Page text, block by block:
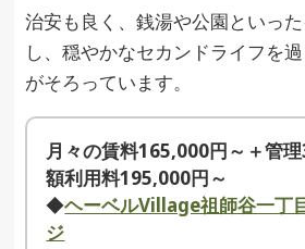
治安も良く、銭湯や公園といっ
し、穏やかなセカンドライフを
がそろっています。
月々の賃料165,000円～＋管
額利用料195,000円～
◆ヘーベルVillage祖師谷一丁
ジ